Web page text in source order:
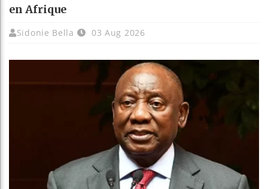
en Afrique
Sidonie Bella 03 Aug 2026